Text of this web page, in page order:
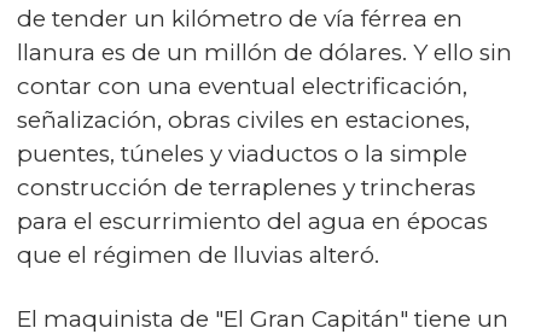
de tender un kilómetro de vía férrea en
llanura es de un millón de dólares. Y ello sin
contar con una eventual electrificación,
señalización, obras civiles en estaciones,
puentes, túneles y viaductos o la simple
construcción de terraplenes y trincheras
para el escurrimiento del agua en épocas
que el régimen de lluvias alteró.
El maquinista de "El Gran Capitán" tiene un